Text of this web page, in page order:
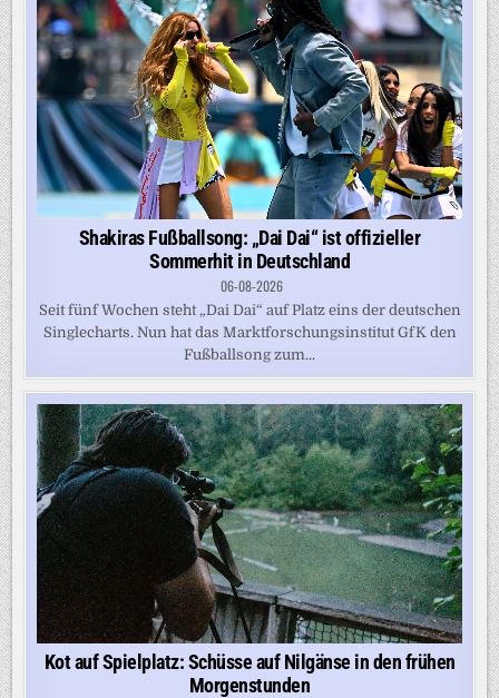
Shakiras Fußballsong: „Dai Dai“ ist offizieller
Sommerhit in Deutschland
06-08-2026
Seit fünf Wochen steht „Dai Dai“ auf Platz eins der deutschen
Singlecharts. Nun hat das Marktforschungsinstitut GfK den
Fußballsong zum...
Kot auf Spielplatz: Schüsse auf Nilgänse in den frühen
Morgenstunden